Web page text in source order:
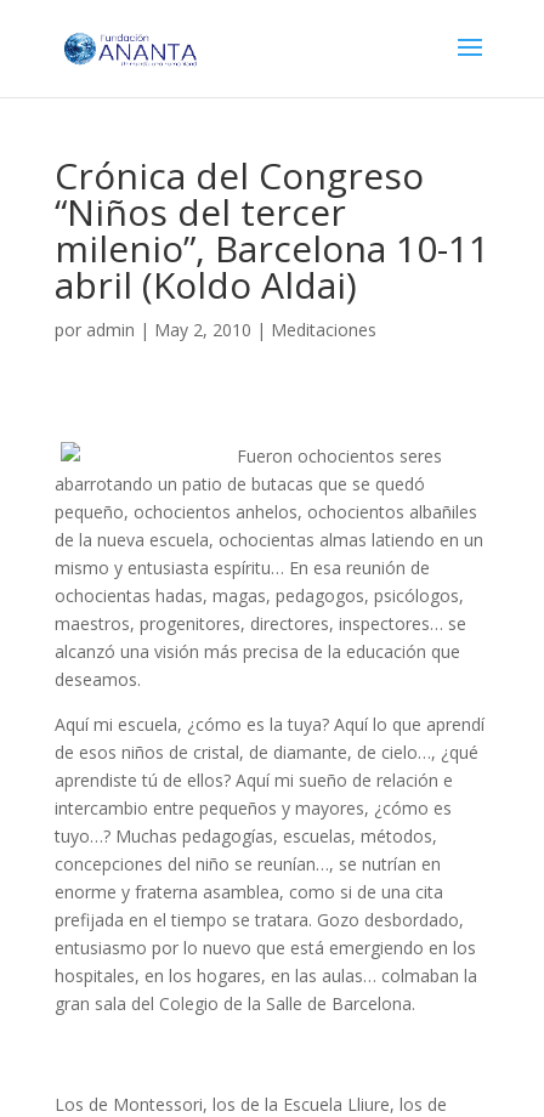
Crónica del Congreso
“Niños del tercer
milenio”, Barcelona 10-11
abril (Koldo Aldai)
por admin | May 2, 2010 | Meditaciones
Fueron ochocientos seres
abarrotando un patio de butacas que se quedó
pequeño, ochocientos anhelos, ochocientos albañiles
de la nueva escuela, ochocientas almas latiendo en un
mismo y entusiasta espíritu… En esa reunión de
ochocientas hadas, magas, pedagogos, psicólogos,
maestros, progenitores, directores, inspectores… se
alcanzó una visión más precisa de la educación que
deseamos.
Aquí mi escuela, ¿cómo es la tuya? Aquí lo que aprendí
de esos niños de cristal, de diamante, de cielo…, ¿qué
aprendiste tú de ellos? Aquí mi sueño de relación e
intercambio entre pequeños y mayores, ¿cómo es
tuyo…? Muchas pedagogías, escuelas, métodos,
concepciones del niño se reunían…, se nutrían en
enorme y fraterna asamblea, como si de una cita
prefijada en el tiempo se tratara. Gozo desbordado,
entusiasmo por lo nuevo que está emergiendo en los
hospitales, en los hogares, en las aulas… colmaban la
gran sala del Colegio de la Salle de Barcelona.
Los de Montessori, los de la Escuela Lliure, los de